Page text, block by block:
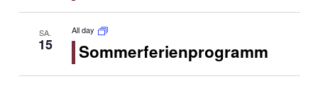
SA.
15
All day
Sommerferienprogramm